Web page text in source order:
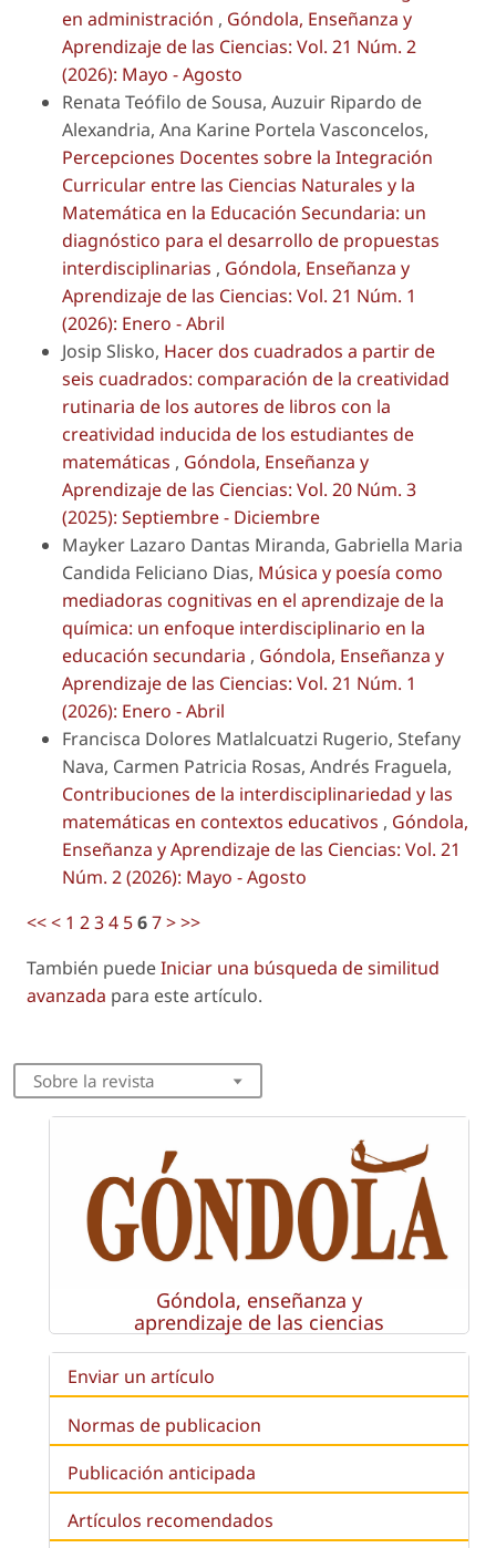
en administración , Góndola, Enseñanza y
Aprendizaje de las Ciencias: Vol. 21 Núm. 2
(2026): Mayo - Agosto
Renata Teófilo de Sousa, Auzuir Ripardo de
Alexandria, Ana Karine Portela Vasconcelos,
Percepciones Docentes sobre la Integración
Curricular entre las Ciencias Naturales y la
Matemática en la Educación Secundaria: un
diagnóstico para el desarrollo de propuestas
interdisciplinarias , Góndola, Enseñanza y
Aprendizaje de las Ciencias: Vol. 21 Núm. 1
(2026): Enero - Abril
Josip Slisko, Hacer dos cuadrados a partir de
seis cuadrados: comparación de la creatividad
rutinaria de los autores de libros con la
creatividad inducida de los estudiantes de
matemáticas , Góndola, Enseñanza y
Aprendizaje de las Ciencias: Vol. 20 Núm. 3
(2025): Septiembre - Diciembre
Mayker Lazaro Dantas Miranda, Gabriella Maria
Candida Feliciano Dias, Música y poesía como
mediadoras cognitivas en el aprendizaje de la
química: un enfoque interdisciplinario en la
educación secundaria , Góndola, Enseñanza y
Aprendizaje de las Ciencias: Vol. 21 Núm. 1
(2026): Enero - Abril
Francisca Dolores Matlalcuatzi Rugerio, Stefany
Nava, Carmen Patricia Rosas, Andrés Fraguela,
Contribuciones de la interdisciplinariedad y las
matemáticas en contextos educativos , Góndola,
Enseñanza y Aprendizaje de las Ciencias: Vol. 21
Núm. 2 (2026): Mayo - Agosto
<<< 1 234 567>>>
También puedeIniciar una búsqueda de similitud
avanzada para este artículo.
Sobre la revista
Góndola, enseñanza y
aprendizaje de las ciencias
Enviar un artículo
Normas de publicacion
Publicación anticipada
Artículos recomendados